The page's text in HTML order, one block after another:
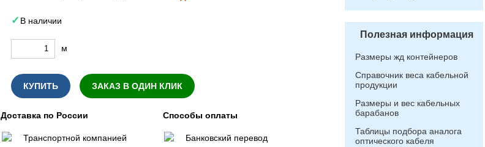
В наличии
м
КУПИТЬ ЗАКАЗ В ОДИН КЛИК
Доставка по России
Транспортной компанией
Способы оплаты
Банковский перевод
Полезная информация
Размеры жд контейнеров
Справочник веса кабельной
продукции
Размеры и вес кабельных
барабанов
Таблицы подбора аналога
оптического кабеля